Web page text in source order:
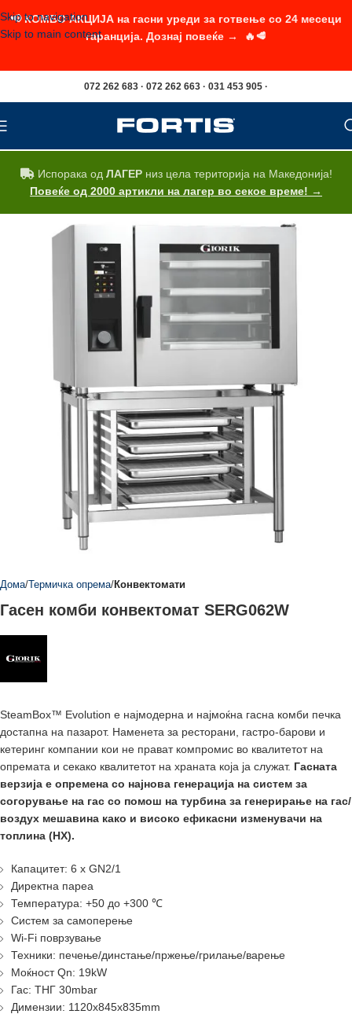
Skip to navigation
Skip to main content
072 262 683 · 072 262 663 · 031 453 905 ·
Испорака од ЛАГЕРниз цела територија на Македонија!
Повеќе од 2000 артикли на лагер во секое време! →
Дома Термичка опрема Конвектомати
Гасен комби конвектомат SERG062W
SteamBox™ Evolution е најмодерна и најмоќна гасна комби печка
достапна на пазарот. Наменета за ресторани, гастро-барови и
кетеринг компании кои не прават компромис во квалитетот на
опремата и секако квалитетот на храната која ја служат. Гасната
верзија е опремена со најнова генерација на систем за
согорување на гас со помош на турбина за генерирање на гас/
воздух мешавина како и високо ефикасни изменувачи на
топлина (HX).
Капацитет: 6 x GN2/1
Директна пареа
Температура: +50 до +300 ℃
Систем за самоперење
Wi-Fi поврзување
Техники: печење/динстање/пржење/грилање/варење
Моќност Qn: 19kW
Гас: ТНГ 30mbar
Димензии: 1120x845x835mm
📢 КОМБО АКЦИЈА на гасни уреди за готвење со 24 месеци
гаранција. Дознај повеќе → 🔥🥩